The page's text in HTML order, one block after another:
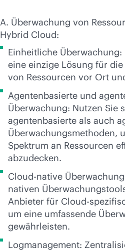
A. Überwachung von
Hybrid Cloud:
Einheitliche Überwachung:
eine einzige Lösung für
von Ressourcen vor Ort
Agentenbasierte und
Überwachung: Nutzen Sie
agentenbasierte als auch
Überwachungsmethoden,
Spektrum an Ressourcen
abzudecken.
Cloud-native
nativen
Anbieter für Cloud-
um eine umfassende
gewährleisten.
Logmanagement: